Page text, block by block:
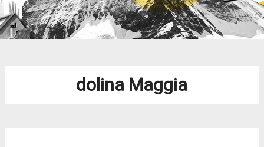
dolina Maggia